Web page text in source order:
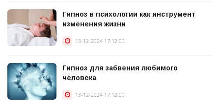
Гипноз в психологии как инструмент
изменения жизни
13-12-2024 17:12:00
Гипноз для забвения любимого
человека
13-12-2024 17:12:00